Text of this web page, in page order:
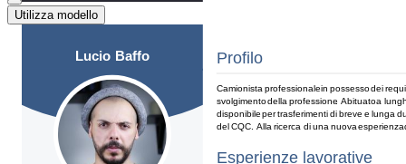
Utilizza modello